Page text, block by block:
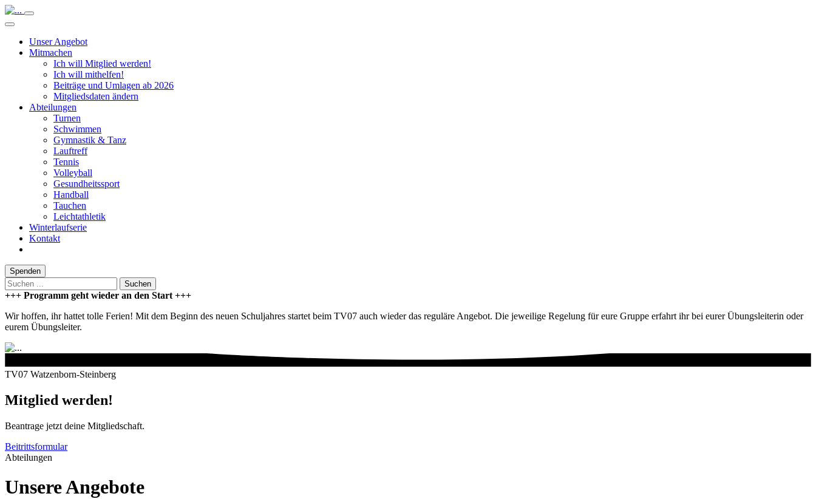
Unser Angebot
Mitmachen
Ich will Mitglied werden!
Ich will mithelfen!
Beiträge und Umlagen ab 2026
Mitgliedsdaten ändern
Abteilungen
Turnen
Schwimmen
Gymnastik & Tanz
Lauftreff
Tennis
Volleyball
Gesundheitssport
Handball
Tauchen
Leichtathletik
Winterlaufserie
Kontakt
Spenden
Suchen
+++ Programm geht wieder an den Start +++
Wir hoffen, ihr hattet tolle Ferien! Mit dem Beginn des neuen Schuljahres startet beim TV07 auch wieder das reguläre Angebot. Die jeweilige Regelung für eure Gruppe erfahrt ihr bei eurer Übungsleiterin oder
eurem Übungsleiter.
TV07 Watzenborn-Steinberg
Mitglied werden!
Beantrage jetzt deine Mitgliedschaft.
Beitrittsformular
Abteilungen
Unsere Angebote